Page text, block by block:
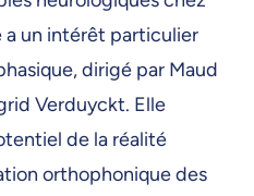
a un intérêt particulier
dirigé par Maud
Verduyckt. Elle
de la réalité
orthophonique des